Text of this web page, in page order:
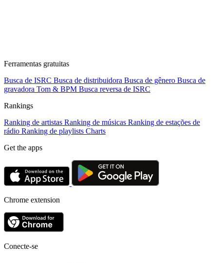
Ferramentas gratuitas
Busca de ISRC Busca de distribuidora Busca de gênero Busca de
gravadora Tom & BPM Busca reversa de ISRC
Rankings
Ranking de artistas Ranking de músicas Ranking de estações de
rádio Ranking de playlists Charts
Get the apps
Chrome extension
Conecte-se